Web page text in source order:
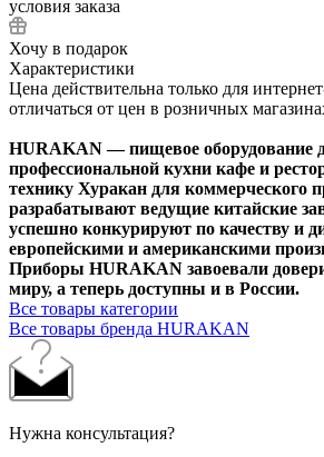
условия заказа
Хочу в подарок
Характеристики
Цена действительна только для
отличаться от цен в розничных
HURAKAN — пищевое оборудование
профессиональной кухни кафе и
технику Хуракан для коммерческого
разрабатывают ведущие китайские
успешно конкурируют по качеству и
европейскими и американскими
Приборы HURAKAN завоевали
миру, а теперь доступны и в России.
Все товары категории
Все товары бренда HURAKAN
Нужна консультация?